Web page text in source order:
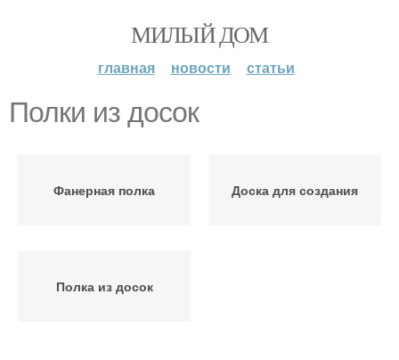
МИЛЫЙ ДОМ
главная новости статьи
Полки из досок
Фанерная полка Доска для создания
Полка из досок